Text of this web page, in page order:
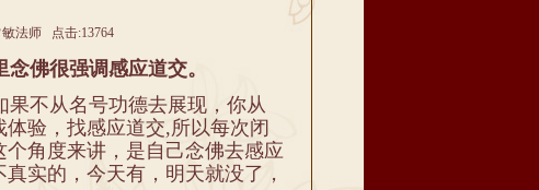
敏法师 点击:13764
佛很强调感应道交。
不从名号功德去展现，你从
验，找感应道交,所以每次闭
角度来讲，是自己念佛去感应
实的，今天有，明天就没了，